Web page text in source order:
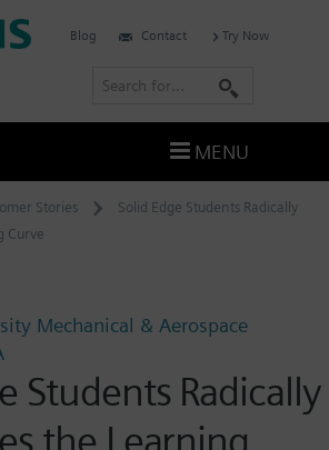
Stories
Solid Edge Students Radically
Curve
Mechanical & Aerospace
Students Radically
the Learning
Siemens
Blog Contact Try Now
r
c
MENU